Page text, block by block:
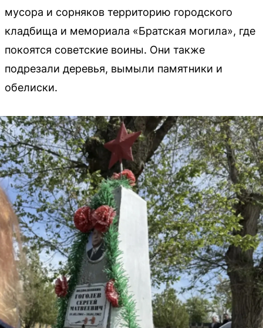
мусора и сорняков территорию городского
кладбища и мемориала «Братская могила», где
покоятся советские воины. Они также
подрезали деревья, вымыли памятники и
обелиски.